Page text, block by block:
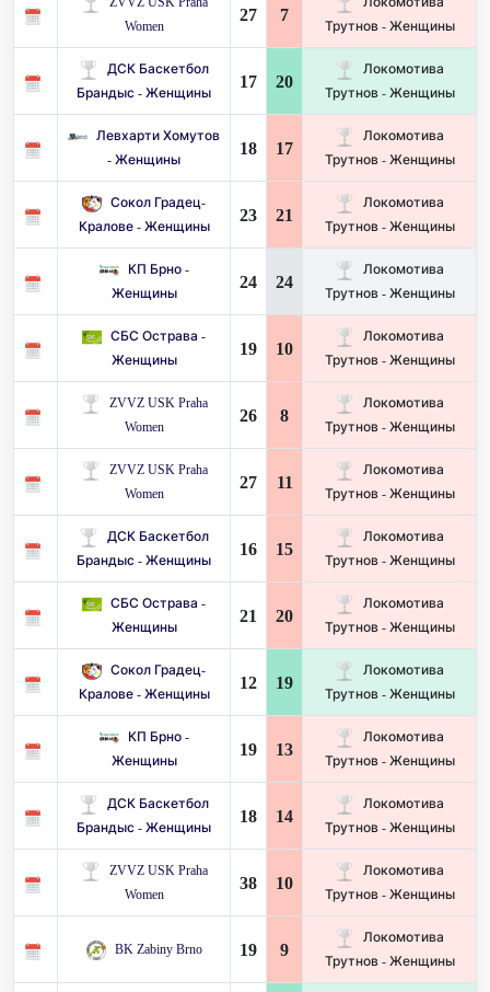
Women
27 7
Трутнов - Женщины
ДСК Баскетбол
Брандыс - Женщины
17 20
Локомотива
Трутнов - Женщины
Левхарти Хомутов
- Женщины
18 17
Локомотива
Трутнов - Женщины
Сокол Градец-
Кралове - Женщины
23 21
Локомотива
Трутнов - Женщины
КП Брно -
Женщины
24 24
Локомотива
Трутнов - Женщины
СБС Острава -
Женщины
19 10
Локомотива
Трутнов - Женщины
ZVVZ USK Praha
Women
26 8
Локомотива
Трутнов - Женщины
ZVVZ USK Praha
Women
27 11
Локомотива
Трутнов - Женщины
ДСК Баскетбол
Брандыс - Женщины
16 15
Локомотива
Трутнов - Женщины
СБС Острава -
Женщины
21 20
Локомотива
Трутнов - Женщины
Сокол Градец-
Кралове - Женщины
12 19
Локомотива
Трутнов - Женщины
КП Брно -
Женщины
19 13
Локомотива
Трутнов - Женщины
ДСК Баскетбол
Брандыс - Женщины
18 14
Локомотива
Трутнов - Женщины
ZVVZ USK Praha
Women
38 10
Локомотива
Трутнов - Женщины
BK Zabiny Brno 19 9
Локомотива
Трутнов - Женщины